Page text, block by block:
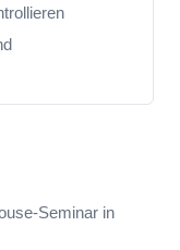
Seminar in